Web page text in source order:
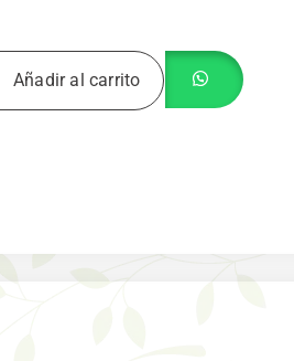
Añadir al carrito